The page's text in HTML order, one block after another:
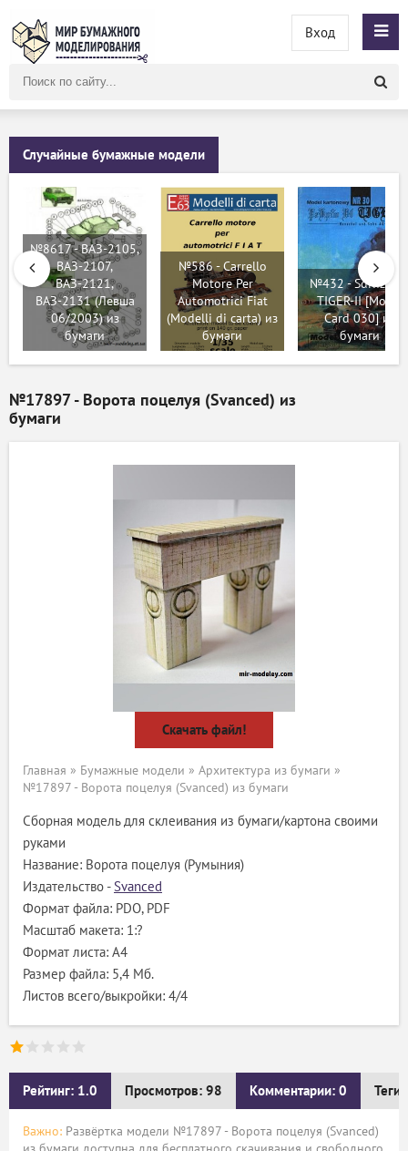
сайту
Вход
Случайные бумажные модели
№8617 - ВАЗ-2105,
ВАЗ-2107,
ВАЗ-2121,
ВАЗ-2131 (Левша
06/2003) из
бумаги
№586 - Carrello
Motore Per
Automotrici Fiat
(Modelli di carta) из
бумаги
№432 - SdKfz
TIGER-II [Model
Card 030] из
бумаги
№17897 - Ворота поцелуя (Svanced) из
бумаги
Скачать файл!
Главная » Бумажные модели » Архитектура из бумаги »
№17897 - Ворота поцелуя (Svanced) из бумаги
Сборная модель для склеивания из бумаги/картона своими
руками
Название: Ворота поцелуя (Румыния)
Издательство -Svanced
Формат файла: PDO, PDF
Масштаб макета: 1:?
Формат листа: А4
Размер файла: 5,4 Мб.
Листов всего/выкройки: 4/4
Рейтинг: 1.0 Просмотров: 98 Комментарии: 0 Теги:
Важно: Развёртка модели №17897 - Ворота поцелуя (Svanced)